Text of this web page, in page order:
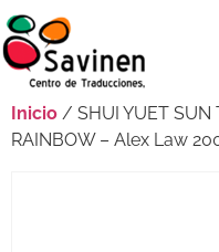
Inicio / SHUI YUET SUN
RAINBOW – Alex Law